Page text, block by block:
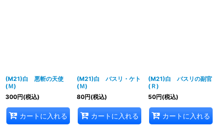
(M21)白 悪斬の天使
(Ｍ)
300円(税込)
カートに入れる
(M21)白 バスリ・ケト
(Ｍ)
80円(税込)
カートに入れる
(M21)白 バスリの副官
(Ｒ)
50円(税込)
カートに入れる